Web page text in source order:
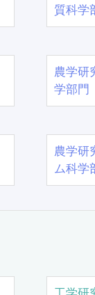
質科学
農学
学部門
農学
ム科学